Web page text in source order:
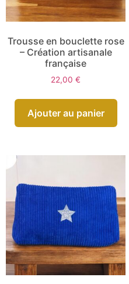
Trousse en bouclette rose
– Création artisanale
française
22,00€
Ajouter au panier